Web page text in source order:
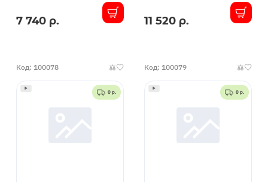
Железобетон
В
7 740 р.
Железобетон
В
11 520 р.
Код: 100078
0 р.
Код: 100079
0 р.